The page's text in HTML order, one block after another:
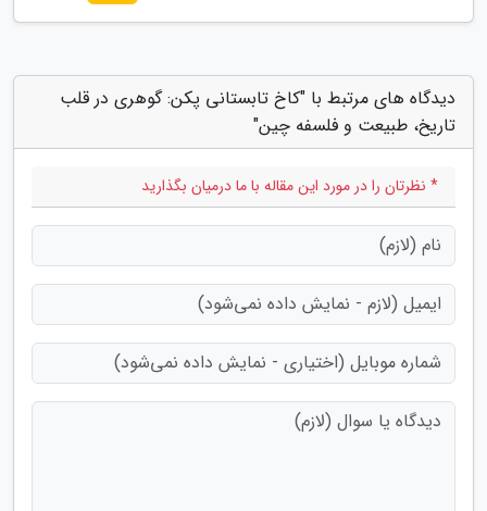
دیدگاه های مرتبط با "کاخ تابستانی پکن: گوهری در قلب
تاریخ، طبیعت و فلسفه چین"
* نظرتان را در مورد این مقاله با ما درمیان بگذارید